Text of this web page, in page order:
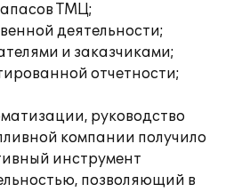
ТМЦ;
деятельности;
и заказчиками;
отчетности;
руководство
компании получило
инструмент
позволяющий в